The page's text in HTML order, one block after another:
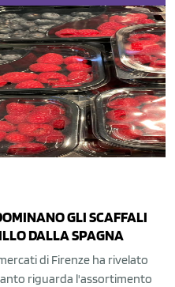
GLI SCAFFALI
DALLA SPAGNA
di Firenze ha rivelato
riguarda l'assortimento